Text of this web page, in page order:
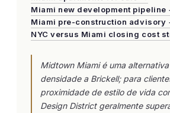
Miami new development pipeline
Miami pre-construction advisory
NYC versus Miami closing cost
Midtown Miami é uma
densidade a Brickell; para
proximidade de estilo de vida
Design District geralmente